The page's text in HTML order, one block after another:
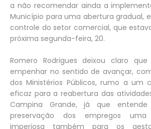
a não recomendar ainda a
Município para uma abertura gradual,
controle do setor comercial, que
próxima segunda-feira, 20.
Romero Rodrigues deixou claro
empenhar no sentido de avançar,
dos Ministérios Públicos, rumo a um
eficaz para a reabertura das
Campina Grande, já que
preservação dos empregos uma
imperiosa também para os